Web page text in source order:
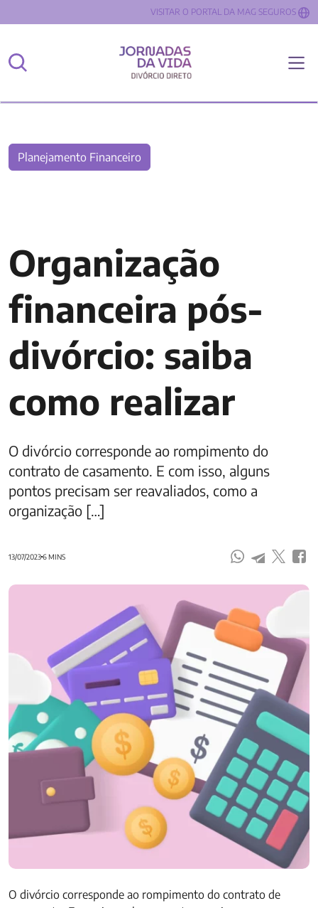
VISITAR O PORTAL DA MAG SEGUROS
Planejamento Financeiro
Organização
financeira pós-
divórcio: saiba
como realizar
O divórcio corresponde ao rompimento do
contrato de casamento. E com isso, alguns
pontos precisam ser reavaliados, como a
organização […]
13/07/20236 MINS
O divórcio corresponde ao rompimento do contrato de